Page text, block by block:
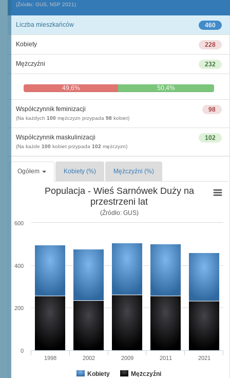
(Źródło: GUS, NSP 2021)
460
Liczba mieszkańców
228
Kobiety
232
Mężczyźni
49,6% 50,4%
98
Współczynnik feminizacji
(Na każdych 100 mężczyzn przypada 98 kobiet)
102
Współczynnik maskulinizacji
(Na każde 100 kobiet przypada 102 mężczyzn)
Ogółem Kobiety (%) Mężczyźni (%)
Populacja - Wieś Sarnówek Duży na
przestrzeni lat
(Źródło: GUS)
Kobiety Mężczyźni
1998 2002 2009 2011 2021
0
200
400
600